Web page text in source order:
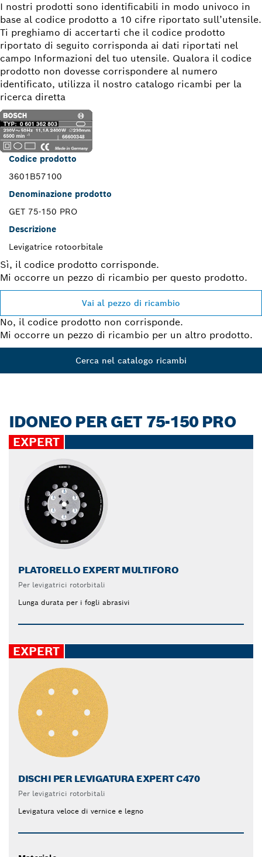
I nostri prodotti sono identificabili in modo univoco in
base al codice prodotto a 10 cifre riportato sull’utensile.
Ti preghiamo di accertarti che il codice prodotto
riportato di seguito corrisponda ai dati riportati nel
campo Informazioni del tuo utensile. Qualora il codice
prodotto non dovesse corrispondere al numero
identificato, utilizza il nostro catalogo ricambi per la
ricerca diretta
Codice prodotto
3601B57100
Denominazione prodotto
GET 75-150 PRO
Descrizione
Levigatrice rotoorbitale
Sì, il codice prodotto corrisponde.
Mi occorre un pezzo di ricambio per questo prodotto.
Vai al pezzo di ricambio
No, il codice prodotto non corrisponde.
Mi occorre un pezzo di ricambio per un altro prodotto.
Cerca nel catalogo ricambi
IDONEO PER GET 75-150 PRO
EXPERT
PLATORELLO EXPERT MULTIFORO
Per levigatrici rotorbitali
Lunga durata per i fogli abrasivi
EXPERT
DISCHI PER LEVIGATURA EXPERT C470
Per levigatrici rotorbitali
Levigatura veloce di vernice e legno